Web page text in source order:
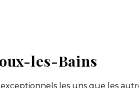
les-Bains
exceptionnels les uns que les